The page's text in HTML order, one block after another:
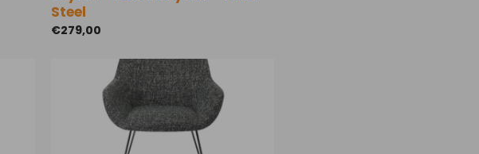
Steel
€279,00